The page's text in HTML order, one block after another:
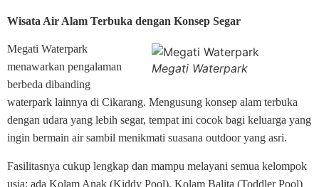
Wisata Air Alam Terbuka dengan Konsep Segar
Megati Waterpark
Megati Waterpark
menawarkan pengalaman
berbeda dibanding
waterpark lainnya di Cikarang. Mengusung konsep alam terbuka
dengan udara yang lebih segar, tempat ini cocok bagi keluarga yang
ingin bermain air sambil menikmati suasana outdoor yang asri.
Fasilitasnya cukup lengkap dan mampu melayani semua kelompok
usia: ada Kolam Anak (Kiddy Pool), Kolam Balita (Toddler Pool)